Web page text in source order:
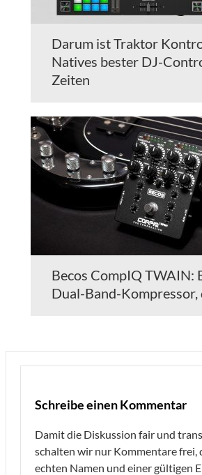
Darum ist Traktor
Natives bester DJ-
Zeiten
Becos CompIQ TWAIN:
Dual-Band-Kompressor,
Schreibe einen Kommentar
Damit die Diskussion fair und
schalten wir nur Kommentare frei,
echten Namen und einer gültigen